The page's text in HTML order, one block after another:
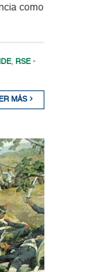
como
, RSE •
MÁS